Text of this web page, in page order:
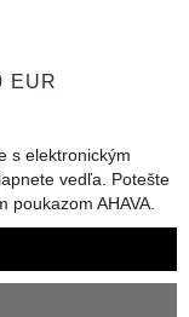
EUR
s elektronickým
vedľa. Potešte
AHAVA.